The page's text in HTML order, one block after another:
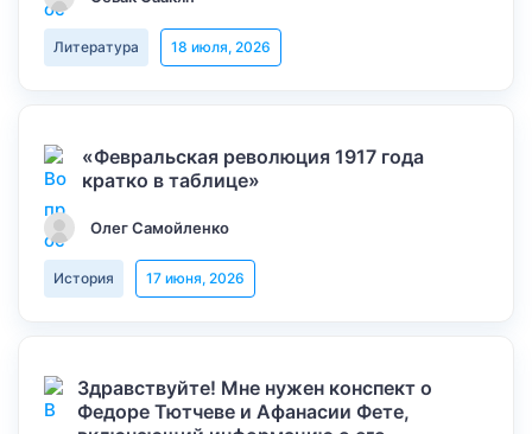
Литература 18 июля, 2026
«Февральская революция 1917 года
кратко в таблице»
Олег Самойленко
История 17 июня, 2026
Здравствуйте! Мне нужен конспект о
Федоре Тютчеве и Афанасии Фете,